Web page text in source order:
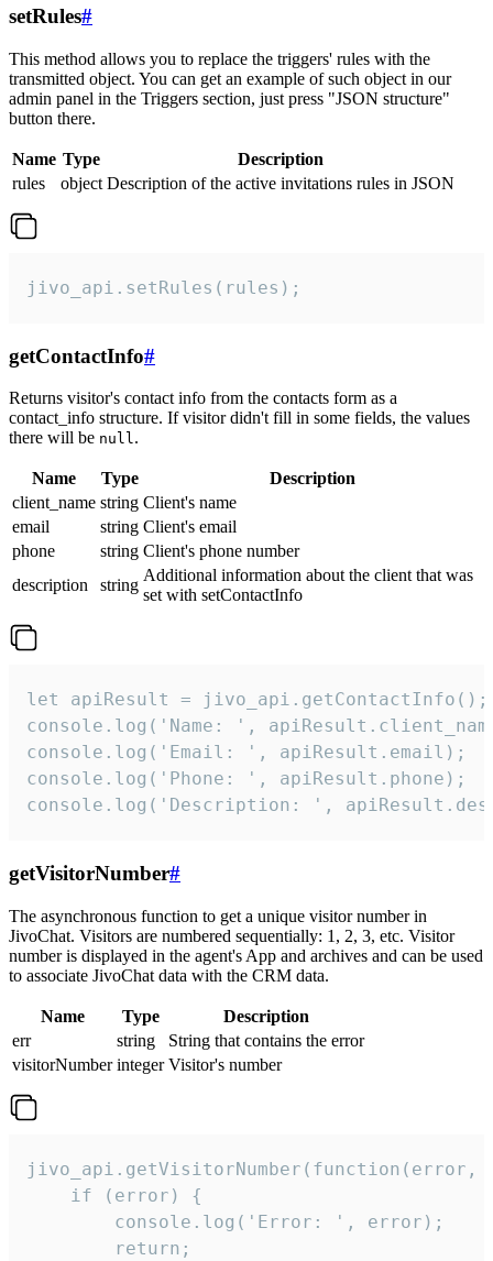
setRules#
This method allows you to replace the triggers' rules with the
transmitted object. You can get an example of such object in our
admin panel in the Triggers section, just press "JSON structure"
button there.
Name Type
Description
rules
object Description of the active invitations rules in JSON
jivo_api.setRules(rules);
getContactInfo#
Returns visitor's contact info from the contacts form as a
contact_info structure. If visitor didn't fill in some fields, the values
there will be null.
Name Type
Description
client_name string Client's name
email
string Client's email
phone
string Client's phone number
description
string
Additional information about the client that was
set with setContactInfo
let apiResult = jivo_api.getContactInfo();
console.log('Name: ',
console.log('Email: ', apiResult.email);
console.log('Phone: ', apiResult.phone);
console.log('Description: ',
getVisitorNumber#
The asynchronous function to get a unique visitor number in
JivoChat. Visitors are numbered sequentially: 1, 2, 3, etc. Visitor
number is displayed in the agent's App and archives and can be used
to associate JivoChat data with the CRM data.
Name Type
Description
err
string
String that contains the error
visitorNumber integer Visitor's number
jivo_api.getVisitorNumber(function(error,
    if (error) {
        console.log('Error: ', error);
        return;